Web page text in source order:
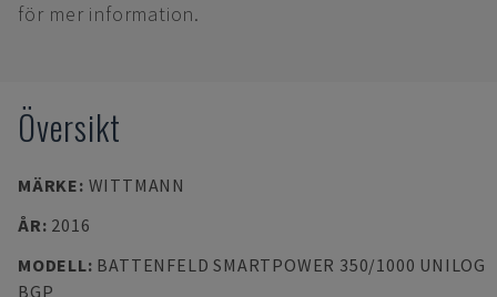
för mer information.
Översikt
MÄRKE: WITTMANN
ÅR: 2016
MODELL: BATTENFELD SMARTPOWER 350/1000 UNILOG
BGP